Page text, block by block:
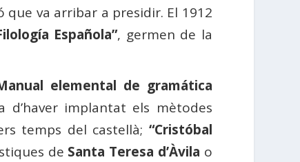
va arribar a presidir. El 1912
Española”, germen de la
elemental de gramática
implantat els mètodes
temps del castellà; “Cristóbal
de Santa Teresa d’Àvila o